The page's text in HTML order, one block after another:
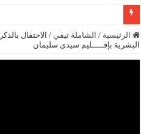
الرئيسية / الشاملة تيفي /
البشرية بإقـــــليم سيدي سليمان